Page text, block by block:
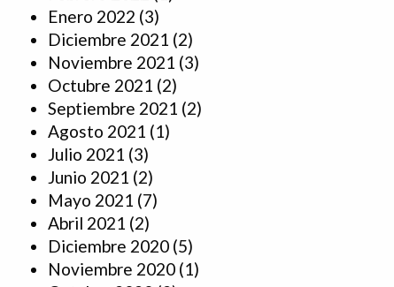
Enero 2022 (3)
Diciembre 2021 (2)
Noviembre 2021 (3)
Octubre 2021 (2)
Septiembre 2021 (2)
Agosto 2021 (1)
Julio 2021 (3)
Junio 2021 (2)
Mayo 2021 (7)
Abril 2021 (2)
Diciembre 2020 (5)
Noviembre 2020 (1)